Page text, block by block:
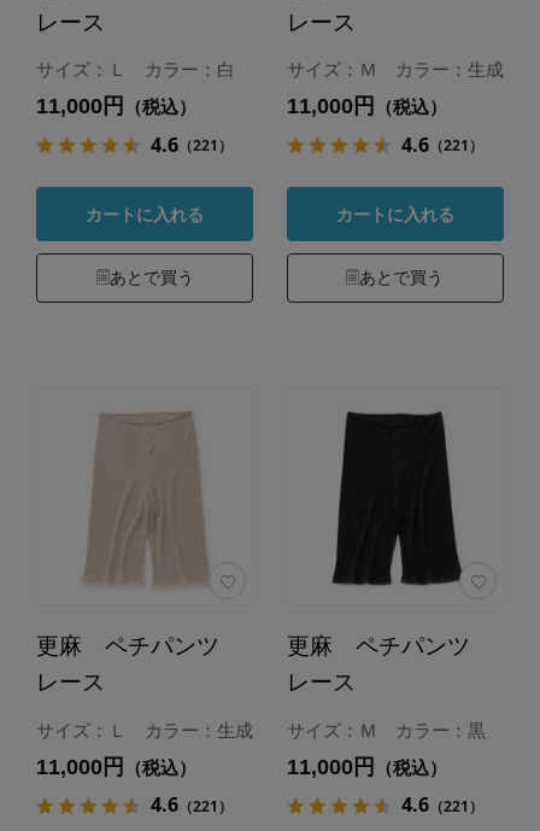
レース
サイズ：Ｌ カラー：白
11,000円 （税込）
4.6（221）
カートに入れる
あとで買う
レース
サイズ：Ｍ カラー：生成
11,000円 （税込）
4.6（221）
カートに入れる
あとで買う
更麻 ペチパンツ
レース
サイズ：Ｌ カラー：生成
11,000円 （税込）
4.6（221）
更麻 ペチパンツ
レース
サイズ：Ｍ カラー：黒
11,000円 （税込）
4.6（221）